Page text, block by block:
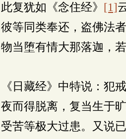
此复犹如《念住经》 [1]
彼等同类奉还，盗佛法
物当堕有情大那落迦，
《日藏经》中特说：犯
夜而得脱离，复当生于
受苦等极大过患。又说